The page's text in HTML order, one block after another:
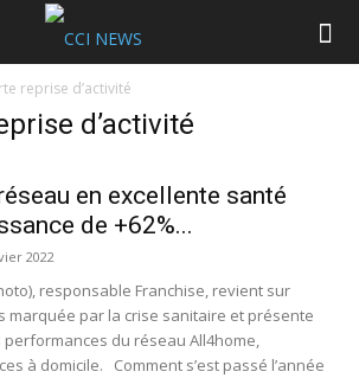
reprise d’activité
d’activité
en excellente santé
de +62%...
2022
responsable Franchise, revient sur
marquée par la crise sanitaire et présente
du réseau All4home,
à domicile. Comment s’est passé l’année